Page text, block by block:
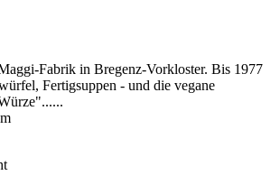
Fabrik in Bregenz-Vorkloster. Bis 1977
Fertigsuppen - und die vegane